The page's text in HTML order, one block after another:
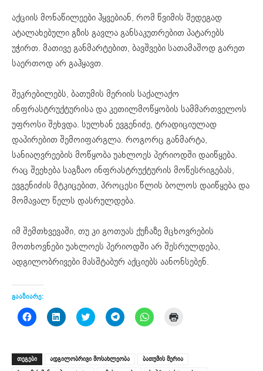
აქციის მონაწილეები ჰყვებიან, რომ წვიმის შედეგად
ატალახებული გზის გავლა განსაკუთრებით პატარებს
უჭირთ. მათივე განმარტებით, ბავშვები სათამაშოდ გარეთ
საერთოდ არ გაჰყავთ.
შეკრებილებს, ბათუმის მერიის საქალაქო
ინფრასტრუქტურისა და კეთილმოწყობის სამმართველოს
უფროსი შეხვდა. სულხან ევგენიძე, ტრადიციულად
დაპირებით შემოიფარგლა. როგორც განმარტა,
სანიაღვრეების მოწყობა უახლოეს პერიოდში დაიწყება.
რაც შეეხება საგზაო ინფრასტრუქტურის მოწესრიგებას,
ევგენიძის მტკიცებით, პროცესი წლის ბოლოს დაიწყება და
მომავალ წელს დასრულდება.
იმ შემთხვევაში, თუ კი გოთუას ქუჩაზე მცხოვრების
მოთხოვნები უახლოეს პერიოდში არ შესრულდება,
ადგილობრივები მასშტაბურ აქციებს აანონსებენ.
გააზიარე:
Click
to
(Opens
in
new
Click
to
in
new
Click
to
(Opens
in
new
Click
to
in
new
Click
to
(Opens
in
new
window)
ᲗᲔᲒᲔᲑᲘ ადგილობრივი მოსახლეობა
ბათუმის მერია